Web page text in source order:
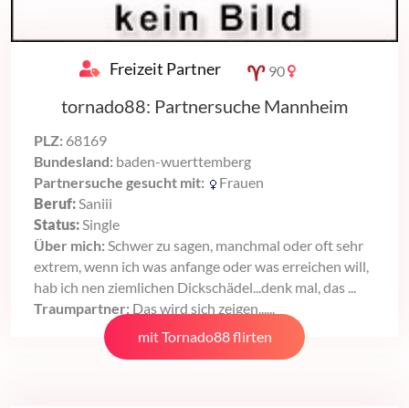
Freizeit Partner 90
tornado88: Partnersuche Mannheim
PLZ: 68169
Bundesland: baden-wuerttemberg
Partnersuche gesucht mit:
Frauen
Beruf:Saniii
Status:Single
Über mich: Schwer zu sagen, manchmal oder oft sehr
extrem, wenn ich was anfange oder was erreichen will,
hab ich nen ziemlichen Dickschädel...denk mal, das ...
Traumpartner: Das wird sich zeigen......
mit Tornado88 flirten